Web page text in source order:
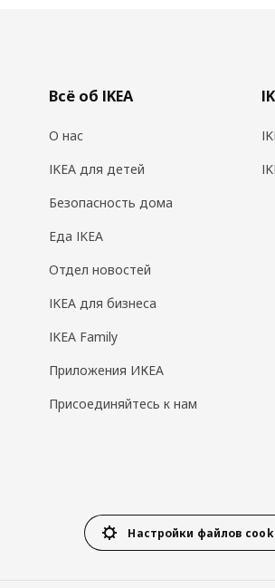
Всё об IKEA
О нас
IKEA для детей
Безопасность дома
Еда IKEA
Отдел новостей
IKEA для бизнеса
IKEA Family
Приложения ИКЕА
Присоединяйтесь к нам
Настройки файлов